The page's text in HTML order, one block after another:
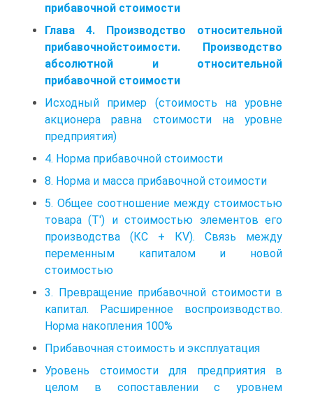
прибавочной стоимости
Глава 4. Производство относительной
прибавочнойстоимости. Производство
абсолютной и относительной
прибавочной стоимости
Исходный пример (стоимость на уровне
акционера равна стоимости на уровне
предприятия)
4. Норма прибавочной стоимости
8. Норма и масса прибавочной стоимости
5. Общее соотношение между стоимостью
товара (T′) и стоимостью элементов его
производства (КC + КV). Связь между
переменным капиталом и новой
стоимостью
3. Превращение прибавочной стоимости в
капитал. Расширенное воспроизводство.
Норма накопления 100%
Прибавочная стоимость и эксплуатация
Уровень стоимости для предприятия в
целом в сопоставлении с уровнем